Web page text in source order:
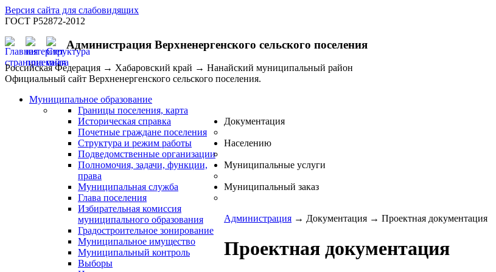
Версия сайта для слабовидящих
ГОСТ Р52872-2012
Администрация Верхненергенского сельского поселения
Российская Федерация → Хабаровский край → Нанайский муниципальный район
Официальный сайт Верхненергенского сельского поселения.
Муниципальное образование
Границы поселения, карта
Историческая справка
Почетные граждане поселения
Структура и режим работы
Подведомственные организации
Полномочия, задачи, функции,
права
Муниципальная служба
Глава поселения
Избирательная комиссия
муниципального образования
Градостроительное зонирование
Муниципальное имущество
Муниципальный контроль
Выборы
Документация
Населению
Муниципальные услуги
Муниципальный заказ
Администрация → Документация → Проектная документация
Проектная документация